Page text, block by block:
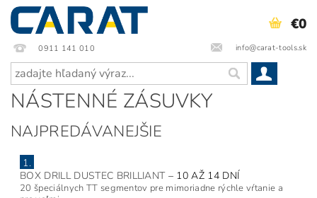
0911 141 010 info@carat-tools.sk
€0
NÁSTENNÉ ZÁSUVKY
NAJPREDÁVANEJŠIE
1.
BOX DRILL DUSTEC BRILLIANT – 10 AŽ 14 DNÍ
20 špeciálnych TT segmentov pre mimoriadne rýchle vŕtanie a